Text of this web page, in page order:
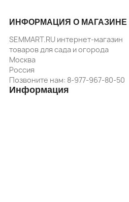
ИНФОРМАЦИЯ О МАГАЗИНЕ
SEMMART.RU интернет-магазин
товаров для сада и огорода
Москва
Россия
Позвоните нам: 8-977-967-80-50
Информация